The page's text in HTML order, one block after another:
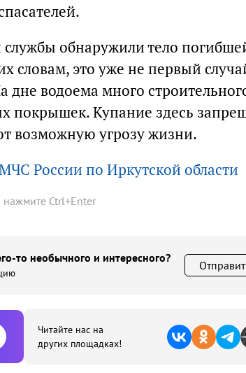
обнаружили тело
словам, это уже не первый
дне водоема много
покрышек. Купание здесь
возможную угрозу жизни.
России по Иркутской области
нажмите Ctrl+Enter
то необычного и интересного?
Читайте нас на
других площадках!